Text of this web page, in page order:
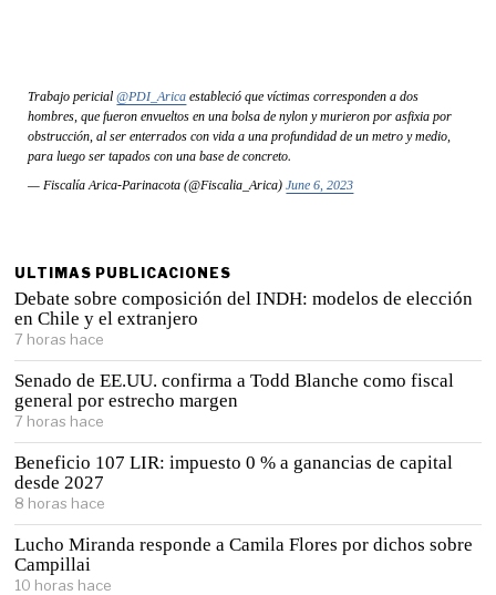
Trabajo pericial@PDI_Arica estableció que víctimas corresponden a dos
hombres, que fueron envueltos en una bolsa de nylon y murieron por asfixia por
obstrucción, al ser enterrados con vida a una profundidad de un metro y medio,
para luego ser tapados con una base de concreto.
— Fiscalía Arica-Parinacota (@Fiscalia_Arica)June 6, 2023
ULTIMAS PUBLICACIONES
Debate sobre composición del INDH: modelos de elección
en Chile y el extranjero
7 horas hace
Senado de EE.UU. confirma a Todd Blanche como fiscal
general por estrecho margen
7 horas hace
Beneficio 107 LIR: impuesto 0 % a ganancias de capital
desde 2027
8 horas hace
Lucho Miranda responde a Camila Flores por dichos sobre
Campillai
10 horas hace